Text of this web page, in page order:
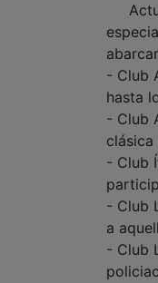
- Club
hasta
- Club
- Club
- Club
a
- Club